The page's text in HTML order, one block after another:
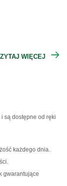
WIĘCEJ
są dostępne od ręki
każdego dnia.
gwarantujące